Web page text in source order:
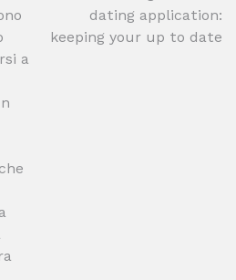
a
dating application:
keeping your up to date